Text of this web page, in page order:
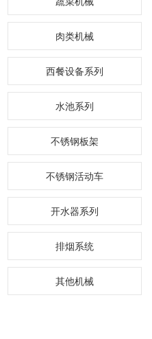
肉类机械
西餐设备系列
水池系列
不锈钢板架
不锈钢活动车
开水器系列
排烟系统
其他机械